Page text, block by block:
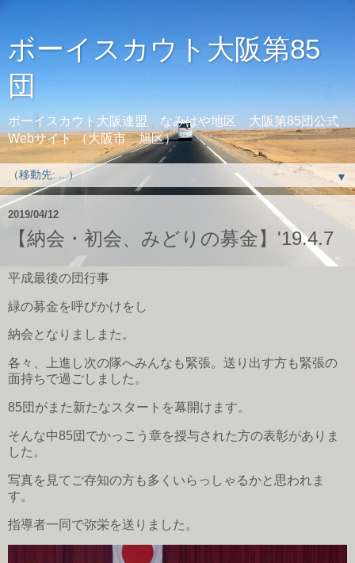
ボーイスカウト大阪第85
団
ボーイスカウト大阪連盟 なみはや地区 大阪第85団公式
Webサイト （大阪市 旭区）
▼
2019/04/12
【納会・初会、みどりの募金】'19.4.7
平成最後の団行事
緑の募金を呼びかけをし
納会となりましまた。
各々、上進し次の隊へみんなも緊張。送り出す方も緊張の
面持ちで過ごしました。
85団がまた新たなスタートを幕開けます。
そんな中85団でかっこう章を授与された方の表彰がありま
した。
写真を見てご存知の方も多くいらっしゃるかと思われま
す。
指導者一同で弥栄を送りました。